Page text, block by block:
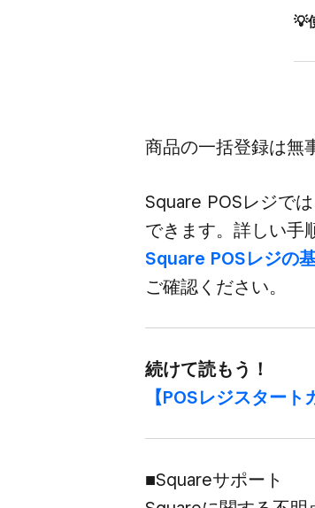
💡
商品の​一括登録は​無
Square POSレジで
できます。​詳しい​手
Square POSレジの​​
ご確認ください。
続けて​読もう！
【POSレジスター
■Squareサポート